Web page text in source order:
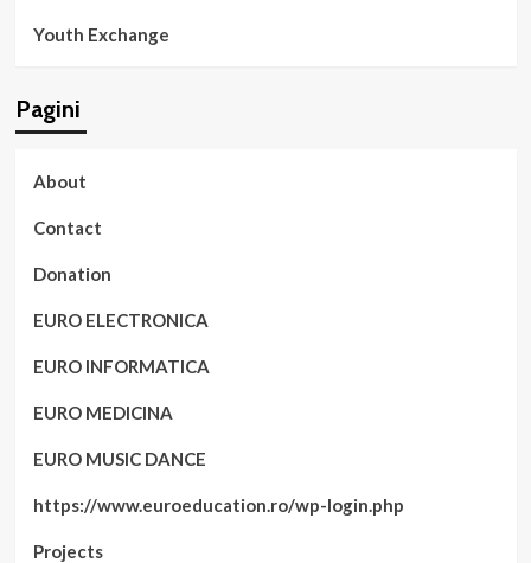
Youth Exchange
Pagini
About
Contact
Donation
EURO ELECTRONICA
EURO INFORMATICA
EURO MEDICINA
EURO MUSIC DANCE
https://www.euroeducation.ro/wp-login.php
Projects